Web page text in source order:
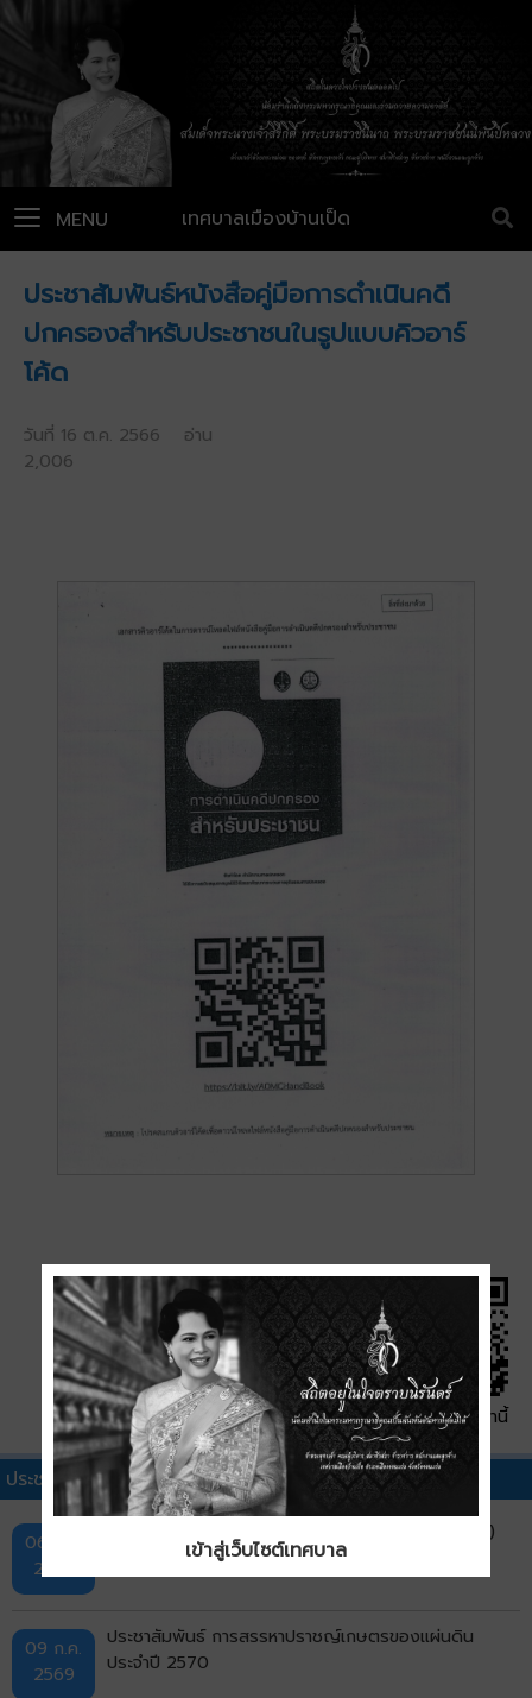
เทศบาลเมืองบ้านเป็ด
MENU
ประชาสัมพันธ์หนังสือคู่มือการดำเนินคดี
ปกครองสำหรับประชาชนในรูปแบบคิวอาร์
โค้ด
วันที่ 16 ต.ค. 2566 อ่าน
2,006
QR Code หน้านี้
ประชาสัมพันธ์ทั่วไปอื่นๆ
06 ส.ค.
2569
แผนพัฒนาการประกันภัย ฉบับที่ 5 (พ.ศ. 2569–2573)
09 ก.ค.
2569
ประชาสัมพันธ์ การสรรหาปราชญ์เกษตรของแผ่นดิน
ประจำปี 2570
เข้าสู่เว็บไซต์เทศบาล